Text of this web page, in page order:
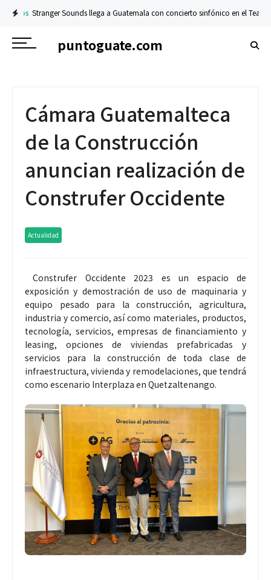
Sounds llega a Guatemala con concierto sinfónico en el Teatro Nacional
puntoguate.com
Cámara Guatemalteca
de la Construcción
anuncian realización de
Construfer Occidente
Actualidad
Construfer Occidente 2023 es un espacio de
exposición y demostración de uso de maquinaria y
equipo pesado para la construcción, agricultura,
industria y comercio, así como materiales, productos,
tecnología, servicios, empresas de financiamiento y
leasing, opciones de viviendas prefabricadas y
servicios para la construcción de toda clase de
infraestructura, vivienda y remodelaciones, que tendrá
como escenario Interplaza en Quetzaltenango.